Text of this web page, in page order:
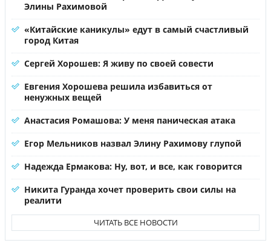
Элины Рахимовой
«Китайские каникулы» едут в самый счастливый
город Китая
Сергей Хорошев: Я живу по своей совести
Евгения Хорошева решила избавиться от
ненужных вещей
Анастасия Ромашова: У меня паническая атака
Егор Мельников назвал Элину Рахимову глупой
Надежда Ермакова: Ну, вот, и все, как говорится
Никита Гуранда хочет проверить свои силы на
реалити
ЧИТАТЬ ВСЕ НОВОСТИ